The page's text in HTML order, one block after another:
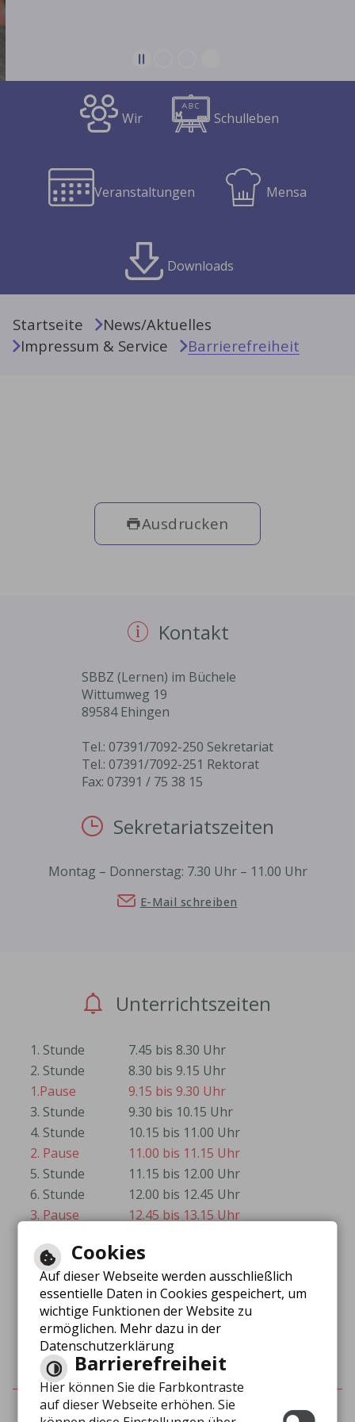
Wir Schulleben
Veranstaltungen Mensa
Downloads
Startseite
News/Aktuelles
Impressum & Service
Barrierefreiheit
Ausdrucken
Kontakt
SBBZ (Lernen) im Büchele
Wittumweg 19
89584 Ehingen
Tel.: 07391/7092-250 Sekretariat
Tel.: 07391/7092-251 Rektorat
Fax: 07391 / 75 38 15
Sekretariatszeiten
Montag – Donnerstag: 7.30 Uhr – 11.00 Uhr
E-Mail schreiben
Unterrichtszeiten
1. Stunde
7.45 bis 8.30 Uhr
2. Stunde
8.30 bis 9.15 Uhr
1.Pause
9.15 bis 9.30 Uhr
3. Stunde
9.30 bis 10.15 Uhr
4. Stunde
10.15 bis 11.00 Uhr
2. Pause
11.00 bis 11.15 Uhr
5. Stunde
11.15 bis 12.00 Uhr
6. Stunde
12.00 bis 12.45 Uhr
3. Pause
12.45 bis 13.15 Uhr
Schulferien 2025/2026
Inhalt
Cookies
Auf dieser Webseite werden ausschließlich
essentielle Daten in Cookies gespeichert, um
wichtige Funktionen der Website zu
ermöglichen. Mehr dazu in der
Datenschutzerklärung
Barrierefreiheit
Hier können Sie die Farbkontraste
auf dieser Webseite erhöhen. Sie